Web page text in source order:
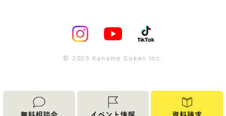
© 2025 Kaname Soken Inc.